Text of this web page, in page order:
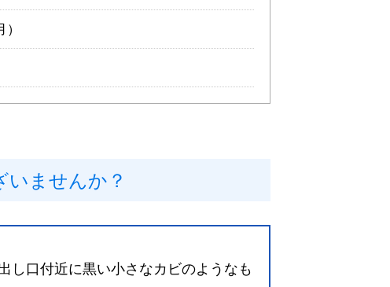
いませんか？
し口付近に黒い小さなカビのようなも